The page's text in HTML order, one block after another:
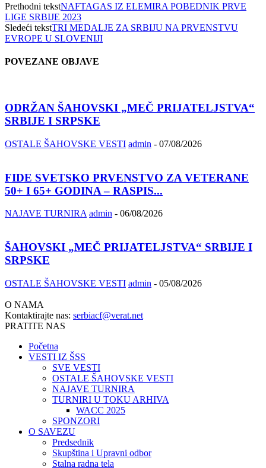
Prethodni tekstNAFTAGAS IZ ELEMIRA POBEDNIK PRVE
LIGE SRBIJE 2023
Sledeći tekstTRI MEDALJE ZA SRBIJU NA PRVENSTVU
EVROPE U SLOVENIJI
POVEZANE OBJAVE
ODRŽAN ŠAHOVSKI „MEČ PRIJATELJSTVA“
SRBIJE I SRPSKE
OSTALE ŠAHOVSKE VESTI admin - 07/08/2026
FIDE SVETSKO PRVENSTVO ZA VETERANE
50+ I 65+ GODINA – RASPIS...
NAJAVE TURNIRA admin - 06/08/2026
ŠAHOVSKI „MEČ PRIJATELJSTVA“ SRBIJE I
SRPSKE
OSTALE ŠAHOVSKE VESTI admin - 05/08/2026
O NAMA
Kontaktirajte nas: serbiacf@verat.net
PRATITE NAS
Početna
VESTI IZ ŠSS
SVE VESTI
OSTALE ŠAHOVSKE VESTI
NAJAVE TURNIRA
TURNIRI U TOKU ARHIVA
WACC 2025
SPONZORI
O SAVEZU
Predsednik
Skupština i Upravni odbor
Stalna radna tela